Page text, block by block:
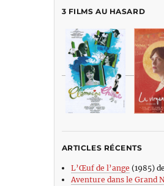
3 FILMS AU HASARD
ARTICLES RÉCENTS
L’Œuf de l’ange (1985)
Aventure dans le Grand